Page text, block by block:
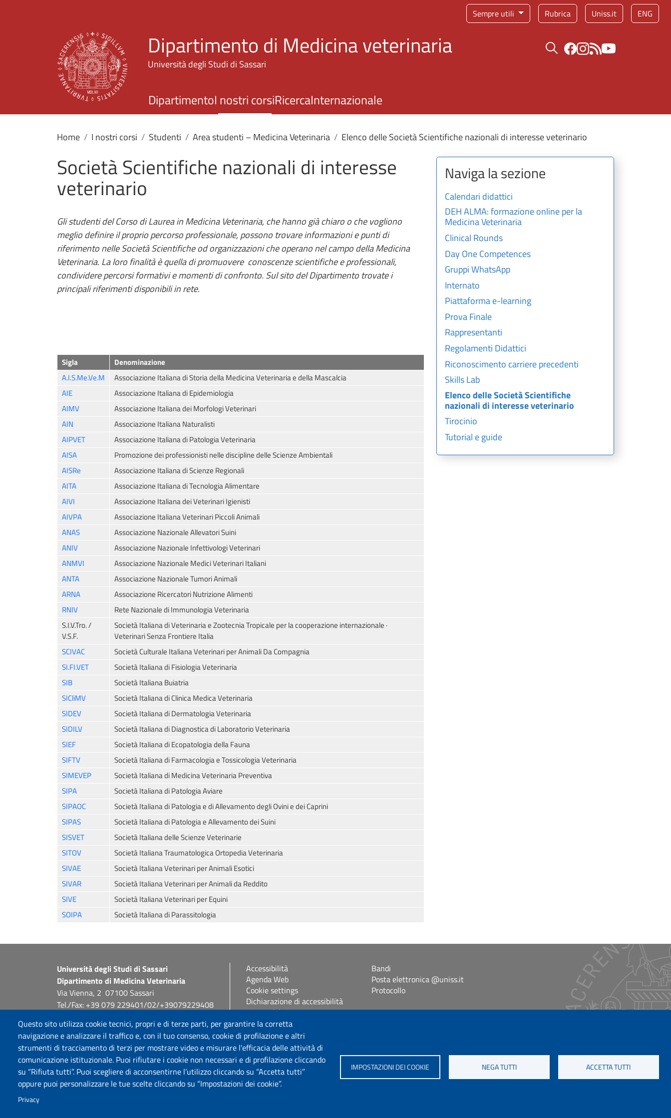
Sempre utili Rubrica Uniss.it ENG
Questo sito utilizza cookie tecnici, propri e di terze parti, per garantire la corretta
navigazione e analizzare il traffico e, con il tuo consenso, cookie di profilazione e altri
strumenti di tracciamento di terzi per mostrare video e misurare l'efficacia delle attività di
comunicazione istituzionale. Puoi rifiutare i cookie non necessari e di profilazione cliccando
su “Rifiuta tutti”. Puoi scegliere di acconsentirne l’utilizzo cliccando su “Accetta tutti”
oppure puoi personalizzare le tue scelte cliccando su “Impostazioni dei cookie”.
Privacy
IMPOSTAZIONI DEI COOKIE NEGA TUTTI ACCETTA TUTTI
Dipartimento di Medicina veterinaria
Università degli Studi di Sassari
Bottone cerca
DipartimentoI nostri corsiRicercaInternazionale
Home I nostri corsi Studenti Area studenti – Medicina Veterinaria Elenco delle Società Scientifiche nazionali di interesse veterinario
Società Scientifiche nazionali di interesse
veterinario
Gli studenti del Corso di Laurea in Medicina Veterinaria, che hanno già chiaro o che vogliono
meglio definire il proprio percorso professionale, possono trovare informazioni e punti di
riferimento nelle Società Scientifiche od organizzazioni che operano nel campo della Medicina
Veterinaria. La loro finalità è quella di promuovere conoscenze scientifiche e professionali,
condividere percorsi formativi e momenti di confronto. Sul sito del Dipartimento trovate i
principali riferimenti disponibili in rete.
Sigla
Denominazione
A.I.S.Me.Ve.M
Associazione Italiana di Storia della Medicina Veterinaria e della Mascalcia
AIE
Associazione Italiana di Epidemiologia
AIMV
Associazione Italiana dei Morfologi Veterinari
AIN
Associazione Italiana Naturalisti
AIPVET
Associazione Italiana di Patologia Veterinaria
AISA
Promozione dei professionisti nelle discipline delle Scienze Ambientali
AISRe
Associazione Italiana di Scienze Regionali
AITA
Associazione Italiana di Tecnologia Alimentare
AIVI
Associazione Italiana dei Veterinari Igienisti
AIVPA
Associazione Italiana Veterinari Piccoli Animali
ANAS
Associazione Nazionale Allevatori Suini
ANIV
Associazione Nazionale Infettivologi Veterinari
ANMVI
Associazione Nazionale Medici Veterinari Italiani
ANTA
Associazione Nazionale Tumori Animali
ARNA
Associazione Ricercatori Nutrizione Alimenti
RNIV
Rete Nazionale di Immunologia Veterinaria
S.I.V.Tro. /
V.S.F.
Società Italiana di Veterinaria e Zootecnia Tropicale per la cooperazione internazionale ·
Veterinari Senza Frontiere Italia
SCIVAC
Società Culturale Italiana Veterinari per Animali Da Compagnia
SI.FI.VET
Società Italiana di Fisiologia Veterinaria
SIB
Società Italiana Buiatria
SICliMV
Società Italiana di Clinica Medica Veterinaria
SIDEV
Società Italiana di Dermatologia Veterinaria
SIDILV
Società Italiana di Diagnostica di Laboratorio Veterinaria
SIEF
Società Italiana di Ecopatologia della Fauna
SIFTV
Società Italiana di Farmacologia e Tossicologia Veterinaria
SIMEVEP
Società Italiana di Medicina Veterinaria Preventiva
SIPA
Società Italiana di Patologia Aviare
SIPAOC
Società Italiana di Patologia e di Allevamento degli Ovini e dei Caprini
SIPAS
Società Italiana di Patologia e Allevamento dei Suini
SISVET
Società Italiana delle Scienze Veterinarie
SITOV
Società Italiana Traumatologica Ortopedia Veterinaria
SIVAE
Società Italiana Veterinari per Animali Esotici
SIVAR
Società Italiana Veterinari per Animali da Reddito
SIVE
Società Italiana Veterinari per Equini
SOIPA
Società Italiana di Parassitologia
Naviga la sezione
Calendari didattici
DEH ALMA: formazione online per la
Medicina Veterinaria
Clinical Rounds
Day One Competences
Gruppi WhatsApp
Internato
Piattaforma e-learning
Prova Finale
Rappresentanti
Regolamenti Didattici
Riconoscimento carriere precedenti
Skills Lab
Elenco delle Società Scientifiche
nazionali di interesse veterinario
Tirocinio
Tutorial e guide
Università degli Studi di Sassari
Dipartimento di Medicina Veterinaria
Via Vienna, 2 07100 Sassari
Tel./Fax: +39 079 229401/02/+39079229408
www.uniss.it
Accessibilità
Agenda Web
Cookie settings
Dichiarazione di accessibilità
Mappa del sito
Self Studenti
eUniss
Bandi
Posta elettronica @uniss.it
Protocollo
Seguici su